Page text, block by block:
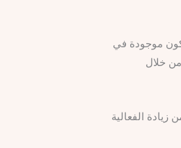
موجودة في
خلال
الفعالية